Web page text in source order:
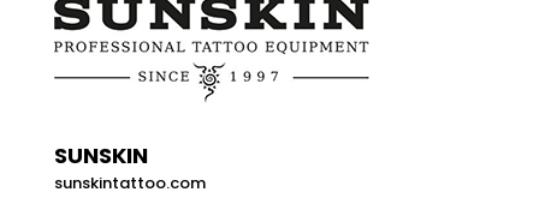
SUNSKIN
sunskintattoo.com